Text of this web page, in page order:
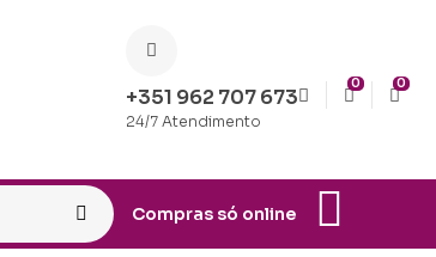
+351 962 707 673
24/7 Atendimento
0 0
Compras só online